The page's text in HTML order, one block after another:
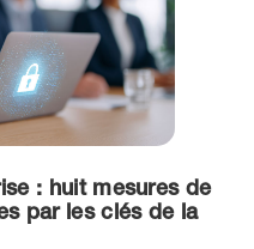
: huit mesures de
par les clés de la